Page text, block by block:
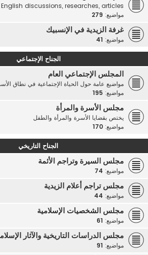
discussions, researches, articles...
مواضيع: 279
غرفة الزيدية في الإنسبيك
مواضيع: 41
الجناح الإجتماعي
المجلس الإجتماعي العام
مواضيع عامة حول الحياة الإجتماعية في نطاق
مواضيع: 195
مجلس الأسرة والمرأة
يختص بقضايا الأسرة والمرأة والطفل
مواضيع: 170
الجناح التاريخي
مجلس السيرة وتراجم الأئمة
مواضيع: 74
مجلس تراجم أعلام الزيدية
مواضيع: 44
مجلس الشخصيات الإسلامية
مواضيع: 61
مجلس الدراسات التاريخية والآثار
مواضيع: 91